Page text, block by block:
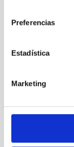
Preferencias
Estadística
Marketing
PÚBLICA